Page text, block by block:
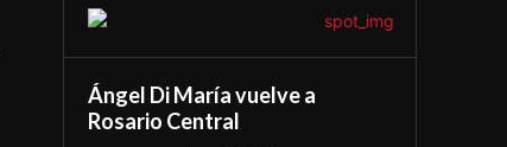
Ángel Di María vuelve a
Rosario Central